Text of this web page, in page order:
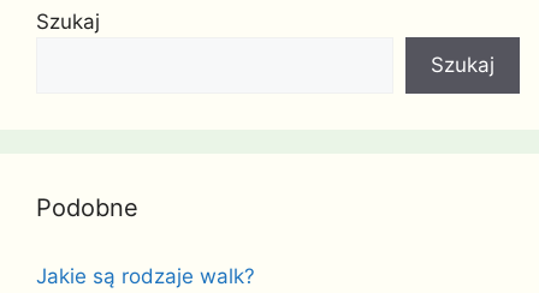
Szukaj
Szukaj
Podobne
Jakie są rodzaje walk?